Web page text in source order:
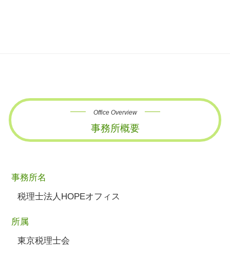
Office Overview
事務所概要
事務所名
税理士法人HOPEオフィス
所属
東京税理士会